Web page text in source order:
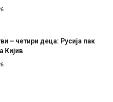
– четири деца: Русија пак
Кијив